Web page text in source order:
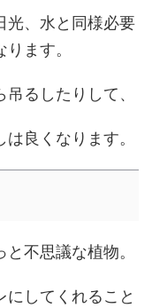
光、水と同様必要
ます。
るしたりして、
良くなります。
不思議な植物。
にしてくれること